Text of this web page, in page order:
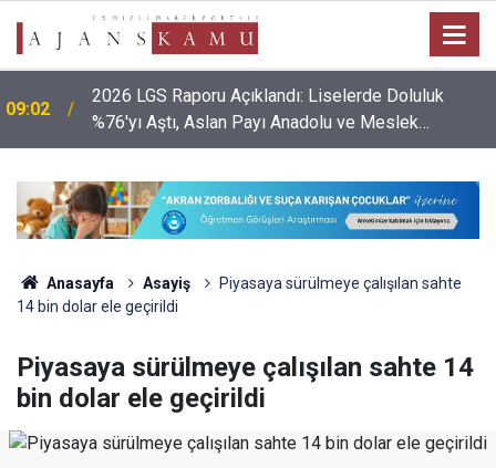
09:02
2026 LGS Raporu Açıklandı: Liselerde Doluluk
%76'yı Aştı, Aslan Payı Anadolu ve Meslek
Liselerinin!
Anasayfa Asayiş
Piyasaya sürülmeye çalışılan sahte
14 bin dolar ele geçirildi
Piyasaya sürülmeye çalışılan sahte 14
bin dolar ele geçirildi